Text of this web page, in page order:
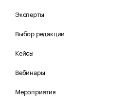
Эксперты
Выбор редакции
Кейсы
Вебинары
Мероприятия